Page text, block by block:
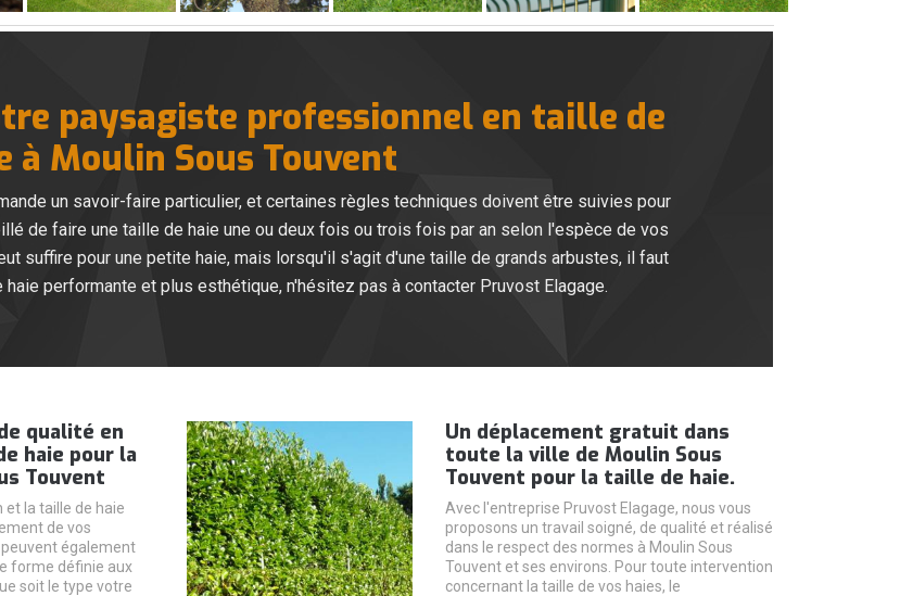
paysagiste professionnel en taille de
à Moulin Sous Touvent
un savoir-faire particulier, et certaines règles techniques doivent être suivies pour
de faire une taille de haie une ou deux fois ou trois fois par an selon l'espèce de vos
suffire pour une petite haie, mais lorsqu'il s'agit d'une taille de grands arbustes, il faut
performante et plus esthétique, n'hésitez pas à contacter Pruvost Elagage.
qualité en
haie pour la
Touvent
la taille de haie
de vos
également
forme définie aux
soit le type votre
Un déplacement gratuit dans
toute la ville de Moulin Sous
Touvent pour la taille de haie.
Avec l'entreprise Pruvost Elagage, nous vous
proposons un travail soigné, de qualité et réalisé
dans le respect des normes à Moulin Sous
Touvent et ses environs. Pour toute intervention
concernant la taille de vos haies, le